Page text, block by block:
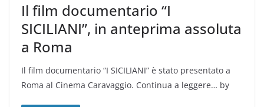
Il film documentario “I
SICILIANI”, in anteprima assoluta
a Roma
Il film documentario “I SICILIANI” è stato presentato a
Roma al Cinema Caravaggio. Continua a leggere… by